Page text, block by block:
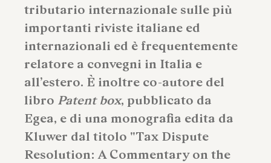
tributario internazionale sulle più
importanti riviste italiane ed
internazionali ed è frequentemente
relatore a convegni in Italia e
all’estero. È inoltre co-autore del
libro Patent box, pubblicato da
Egea, e di una monografia edita da
Kluwer dal titolo "Tax Dispute
Resolution: A Commentary on the